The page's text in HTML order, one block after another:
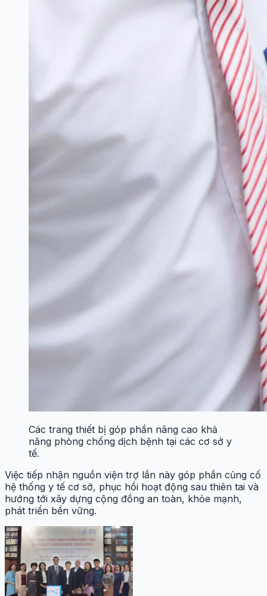
Các trang thiết bị góp phần nâng cao khả
năng phòng chống dịch bệnh tại các cơ sở y
tế.
Việc tiếp nhận nguồn viện trợ lần này góp phần củng cố
hệ thống y tế cơ sở, phục hồi hoạt động sau thiên tai và
hướng tới xây dựng cộng đồng an toàn, khỏe mạnh,
phát triển bền vững.